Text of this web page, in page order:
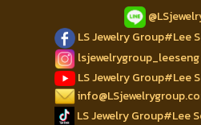
LS Jewelry Group#Lee
lsjewelrygroup_leeseng
LS Jewelry Group#Lee
LS Jewelry Group#Lee